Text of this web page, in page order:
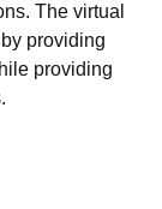
The virtual
providing
providing